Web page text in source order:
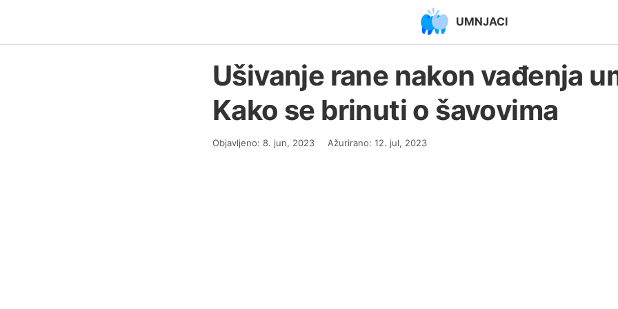
UMNJACI
Ušivanje rane nakon vađenja
Kako se brinuti o šavovima
Objavljeno: 8. jun, 2023 Ažurirano: 12. jul, 2023